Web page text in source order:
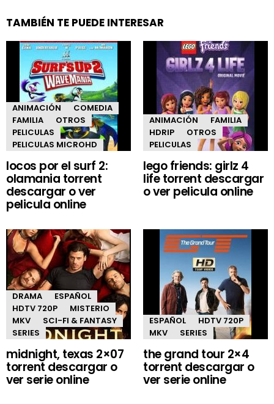
TAMBIÉN TE PUEDE INTERESAR
ANIMACIÓN
COMEDIA
FAMILIA
OTROS
PELICULAS
PELICULAS MICROHD
locos por el surf 2:
olamania torrent
descargar o ver
pelicula online
ANIMACIÓN
FAMILIA
HDRIP
OTROS
PELICULAS
lego friends: girlz 4
life torrent descargar
o ver pelicula online
DRAMA
ESPAÑOL
HDTV 720P
MISTERIO
MKV
SCI-FI & FANTASY
SERIES
midnight, texas 2×07
torrent descargar o
ver serie online
ESPAÑOL
HDTV 720P
MKV
SERIES
the grand tour 2×4
torrent descargar o
ver serie online